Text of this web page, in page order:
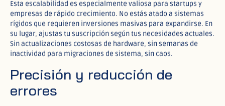
Esta escalabilidad es especialmente valiosa para startups y
empresas de rápido crecimiento. No estás atado a sistemas
rígidos que requieren inversiones masivas para expandirse. En
su lugar, ajustas tu suscripción según tus necesidades actuales.
Sin actualizaciones costosas de hardware, sin semanas de
inactividad para migraciones de sistema, sin caos.​
Precisión y reducción de
errores